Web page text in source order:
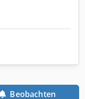
Beobachten